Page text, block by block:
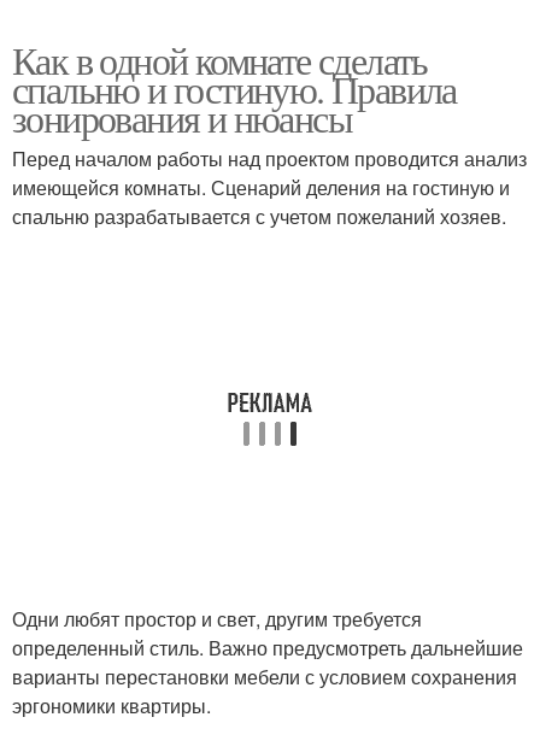
Как в одной комнате сделать
спальню и гостиную. Правила
зонирования и нюансы
Перед началом работы над проектом проводится анализ
имеющейся комнаты. Сценарий деления на гостиную и
спальню разрабатывается с учетом пожеланий хозяев.
Одни любят простор и свет, другим требуется
определенный стиль. Важно предусмотреть дальнейшие
варианты перестановки мебели с условием сохранения
эргономики квартиры.